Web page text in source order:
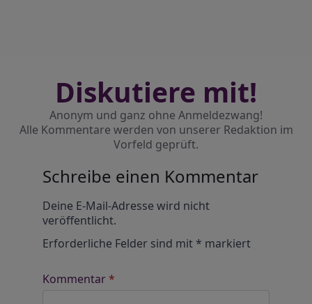
Diskutiere mit!
Anonym und ganz ohne Anmeldezwang!
Alle Kommentare werden von unserer Redaktion im
Vorfeld geprüft.
Schreibe einen Kommentar
Deine E-Mail-Adresse wird nicht
veröffentlicht.
Erforderliche Felder sind mit* markiert
Kommentar*